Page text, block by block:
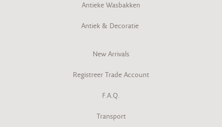
Antieke Wasbakken
Antiek & Decoratie
New Arrivals
Registreer Trade Account
F.A.Q.
Transport